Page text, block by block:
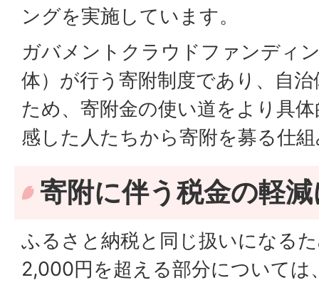
ングを実施しています。
ガバメントクラウドファンディ
体）が行う寄附制度であり、自
ため、寄附金の使い道をより具
感した人たちから寄附を募る仕
寄附に伴う税金の軽
ふるさと納税と同じ扱いになる
2,000円を超える部分については